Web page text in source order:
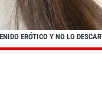
ERÓTICO Y NO LO